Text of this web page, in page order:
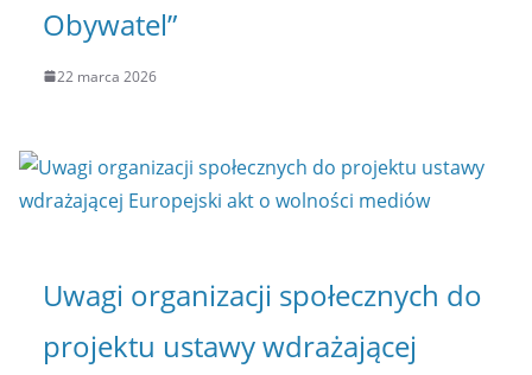
Obywatel”
22 marca 2026
Uwagi organizacji społecznych do
projektu ustawy wdrażającej